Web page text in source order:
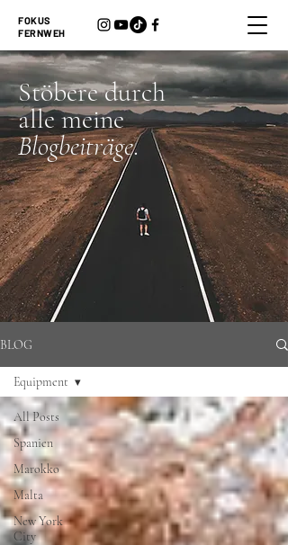
FOKUS
FERNWEH
Stöbere durch
alle meine
Blogbeiträge.
BLOG
All Posts
Spanien
Marokko
Malta
New York
City
Equipment